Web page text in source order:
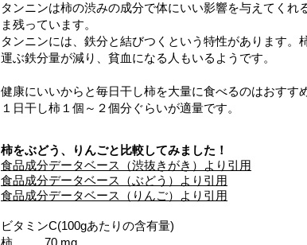
タンニンは柿の渋みの成分で体にいい影響を与えてく
ま残っています。
タンニンには、鉄分と結びつくという特性があります
運ぶ鉄分量が減り、貧血になる人もいるようです。
健康にいいからと毎日干し柿を大量に食べるのはおすす
１日干し柿１個～２個分ぐらいが適量です。
柿をぶどう、りんごと比較してみました！
食品成分データベース（渋抜きがき）より引用
食品成分データベース（ぶどう）より引用
食品成分データベース（りんご）より引用
ビタミンC(100gあたりの含有量)
柿 70 mg